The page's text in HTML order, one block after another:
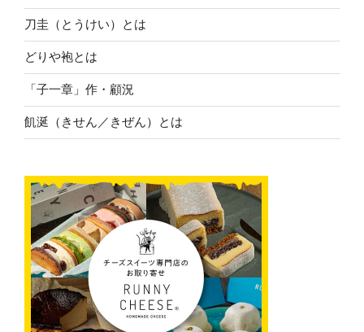
刀圭（とうけい）とは
どりや袍とは
「子一章」作・顧況
飢涎（きせん／きぜん）とは